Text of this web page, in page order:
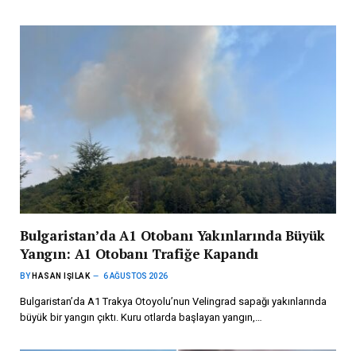
Bulgaristan’da A1 Otobanı Yakınlarında Büyük
Yangın: A1 Otobanı Trafiğe Kapandı
BY HASAN IŞILAK 6 AĞUSTOS 2026
Bulgaristan’da A1 Trakya Otoyolu’nun Velingrad sapağı yakınlarında
büyük bir yangın çıktı. Kuru otlarda başlayan yangın,…